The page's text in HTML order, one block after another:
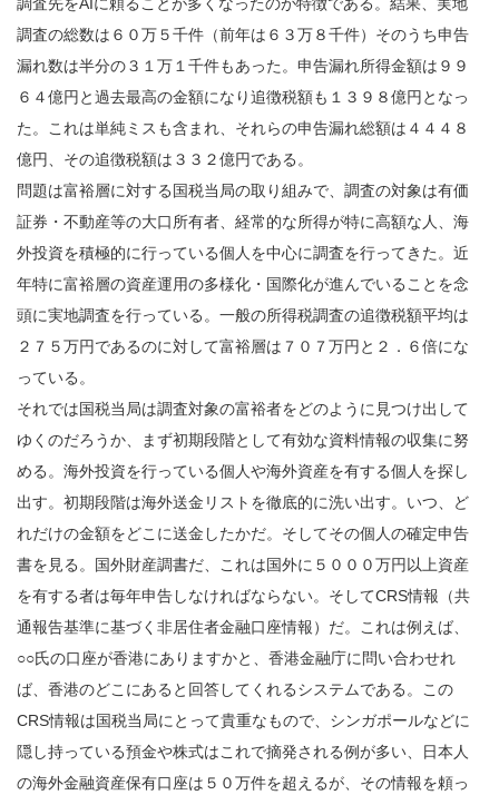
調査先をAIに頼ることが多くなったのが特徴である。結果、実地
調査の総数は６０万５千件（前年は６３万８千件）そのうち申告
漏れ数は半分の３１万１千件もあった。申告漏れ所得金額は９９
６４億円と過去最高の金額になり追徴税額も１３９８億円となっ
た。これは単純ミスも含まれ、それらの申告漏れ総額は４４４８
億円、その追徴税額は３３２億円である。
問題は富裕層に対する国税当局の取り組みで、調査の対象は有価
証券・不動産等の大口所有者、経常的な所得が特に高額な人、海
外投資を積極的に行っている個人を中心に調査を行ってきた。近
年特に富裕層の資産運用の多様化・国際化が進んでいることを念
頭に実地調査を行っている。一般の所得税調査の追徴税額平均は
２７５万円であるのに対して富裕層は７０７万円と２．６倍にな
っている。
それでは国税当局は調査対象の富裕者をどのように見つけ出して
ゆくのだろうか、まず初期段階として有効な資料情報の収集に努
める。海外投資を行っている個人や海外資産を有する個人を探し
出す。初期段階は海外送金リストを徹底的に洗い出す。いつ、ど
れだけの金額をどこに送金したかだ。そしてその個人の確定申告
書を見る。国外財産調書だ、これは国外に５０００万円以上資産
を有する者は毎年申告しなければならない。そしてCRS情報（共
通報告基準に基づく非居住者金融口座情報）だ。これは例えば、
○○氏の口座が香港にありますかと、香港金融庁に問い合わせれ
ば、香港のどこにあると回答してくれるシステムである。この
CRS情報は国税当局にとって貴重なもので、シンガポールなどに
隠し持っている預金や株式はこれで摘発される例が多い、日本人
の海外金融資産保有口座は５０万件を超えるが、その情報を頼っ